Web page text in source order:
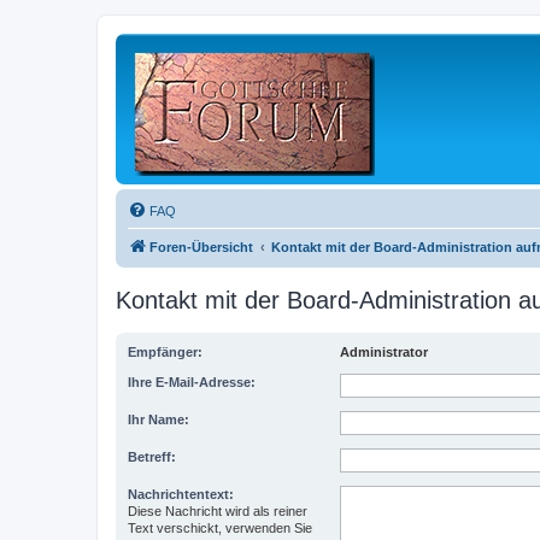
FAQ
Foren-Übersicht Kontakt mit der Board-Administration
Kontakt mit der Board-Administration
Empfänger: Administrator
Ihre E-Mail-Adresse:
Ihr Name:
Betreff:
Nachrichtentext:
Diese Nachricht wird als reiner
Text verschickt, verwenden Sie